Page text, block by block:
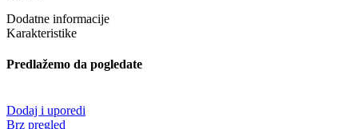
Dodatne informacije
Karakteristike
Predlažemo da pogledate
Dodaj i uporedi
Brz pregled